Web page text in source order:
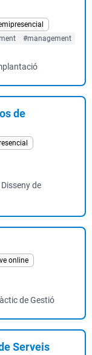
#management
de
de
online
de Gestió
Serveis